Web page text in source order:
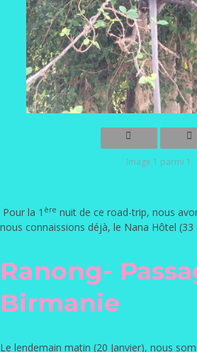
Image 1 parmi 1
Pour la 1 ère nuit de ce road-trip, nous
nous connaissions déjà, le Nana Hôtel (33
Ranong-
Birmanie
Le lendemain matin (20 Janvier), nous